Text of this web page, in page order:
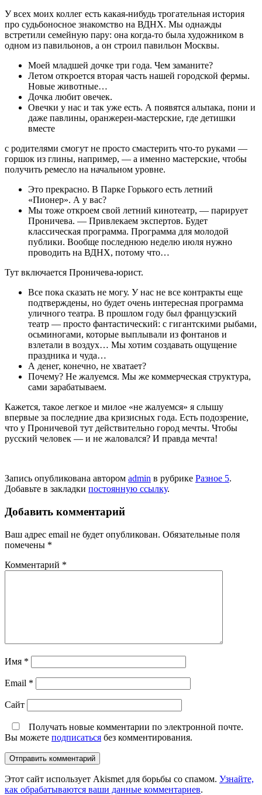
У всех моих коллег есть какая-нибудь тро­гательная история
про судьбоносное зна­комство на ВДНХ. Мы однажды
встретили семейную пару: она когда-то была худож­ником в
одном из павильонов, а он строил павильон Москвы.
Моей младшей дочке три года. Чем за­маните?
Летом откроется вторая часть нашей городской фермы.
Новые животные…
Дочка любит овечек.
Овечки у нас и так уже есть. А появят­ся альпака, пони и
даже павлины, оран­жереи-мастерские, где детишки
вместе
с родителями смогут не просто смастерить что-то руками —
горшок из глины, напри­мер, — а именно мастерские, чтобы
полу­чить ремесло на начальном уровне.
Это прекрасно. В Парке Горького есть летний
«Пионер». А у вас?
Мы тоже откроем свой летний кино­театр, — парирует
Проничева. — Привле­каем экспертов. Будет
классическая про­грамма. Программа для молодой
публики. Вообще последнюю неделю июля нужно
проводить на ВДНХ, потому что…
Тут включается Проничева-юрист.
Все пока сказать не могу. У нас не все контракты еще
подтверждены, но бу­дет очень интересная программа
уличного театра. В прошлом году был французский
театр — просто фантастический: с гигант­скими рыбами,
осьминогами, которые вы­плывали из фонтанов и
взлетали в воздух… Мы хотим создавать ощущение
праздни­ка и чуда…
А денег, конечно, не хватает?
Почему? Не жалуемся. Мы же ком­мерческая структура,
сами зарабатываем.
Кажется, такое легкое и милое «не жа­луемся» я слышу
впервые за последние два кризисных года. Есть подозрение,
что у Проничевой тут действительно город мечты. Чтобы
русский человек — и не жало­вался? И правда мечта!
Запись опубликована автором admin в рубрике Разное 5.
Добавьте в закладки постоянную ссылку.
Добавить комментарий
Ваш адрес email не будет опубликован. Обязательные поля
помечены *
Комментарий *
Имя *
Email *
Сайт
Получать новые комментарии по электронной почте.
Вы можете подписаться без комментирования.
Этот сайт использует Akismet для борьбы со спамом. Узнайте,
как обрабатываются ваши данные комментариев.